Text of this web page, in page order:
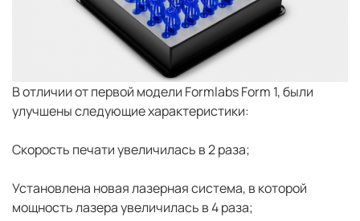
В отличии от первой модели Formlabs Form 1, были
улучшены следующие характеристики:
Скорость печати увеличилась в 2 раза;
Установлена новая лазерная система, в которой
мощность лазера увеличилась в 4 раза;